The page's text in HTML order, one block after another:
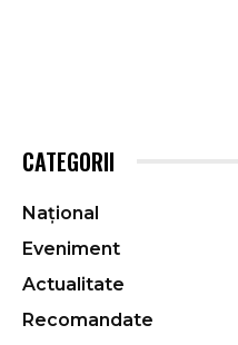
CATEGORII
Național
Eveniment
Actualitate
Recomandate